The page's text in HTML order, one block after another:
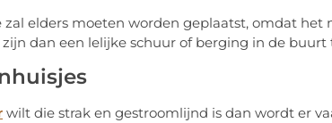
elders moeten worden geplaatst, omdat het
dan een lelijke schuur of berging in de buurt
wilt die strak en gestroomlijnd is dan wordt er